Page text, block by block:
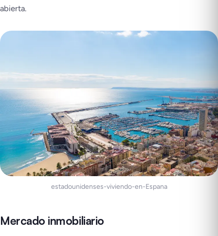
abierta.
estadounidenses-viviendo-en-Espana
Mercado inmobiliario